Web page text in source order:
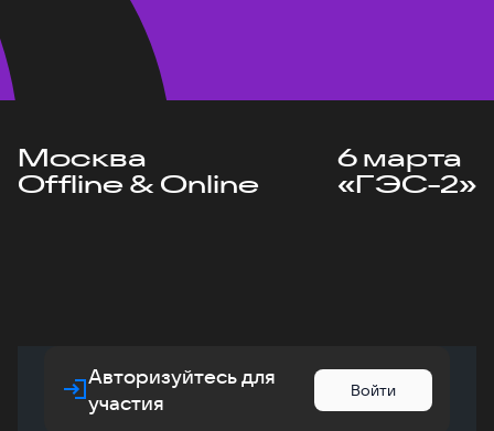
Москва
Offline & Online
6 марта
«ГЭС-2»
Авторизуйтесь для
участия
Войти